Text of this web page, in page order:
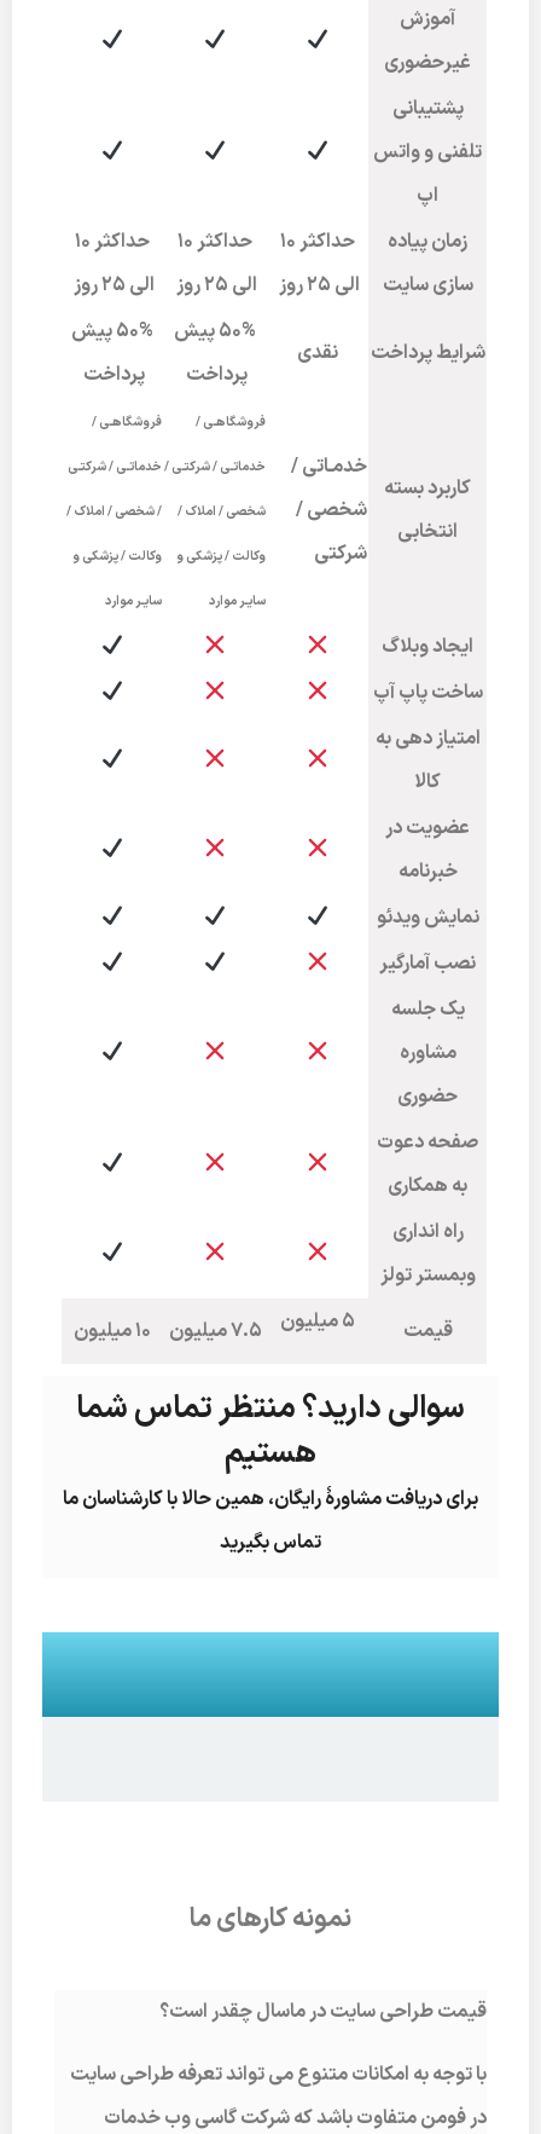
آموزش
غیرحضوری
پشتیبانی
تلفنی و واتس
اپ
زمان پیاده
سازی سایت
حداکثر 10
الی 25 روز
حداکثر 10
الی 25 روز
حداکثر 10
الی 25 روز
شرایط پرداخت نقدی
50% پیش
پرداخت
50% پیش
پرداخت
کاربرد بسته
انتخابی
خدمـاتی /
شخصی /
شرکتی
فروشگاهـی /
خدماتـی / شرکتـی /
شخصی / املاک /
وکالت / پزشکی و
سایـر موارد
فروشگاهـی /
خدماتـی / شرکتـی
/ شخصی / املاک /
وکالت / پزشکی و
سایـر موارد
ایجاد وبلاگ
ساخت پاپ آپ
امتیاز دهی به
کالا
عضویت در
خبرنامه
نمایش ویدئو
نصب آمارگیر
یک جلسه
مشاوره
حضوری
صفحه دعوت
به همکاری
راه انداری
وبمستر تولز
قیمت
5 میلیون 7.5 میلیون 10 میلیون
سوالی دارید؟ منتظر تماس شما
هستیم
برای دریافت مشاورۀ رایگان، همین حالا با کارشناسان ما
تماس بگیرید
نمونه کارهای ما
قیمت طراحی سایت در ماسال چقدر است؟
با توجه به امکانات متنوع می تواند تعرفه طراحی سایت
در فومن متفاوت باشد که شرکت گاسی وب خدمات